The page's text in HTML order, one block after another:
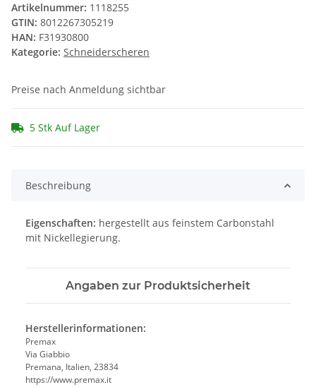
Artikelnummer: 1118255
GTIN: 8012267305219
HAN: F31930800
Kategorie: Schneiderscheren
Preise nach Anmeldung sichtbar
5 Stk Auf Lager
Beschreibung
Eigenschaften: hergestellt aus feinstem Carbonstahl
mit Nickellegierung.
Angaben zur Produktsicherheit
Herstellerinformationen:
Premax
Via Giabbio
Premana, Italien, 23834
https://www.premax.it